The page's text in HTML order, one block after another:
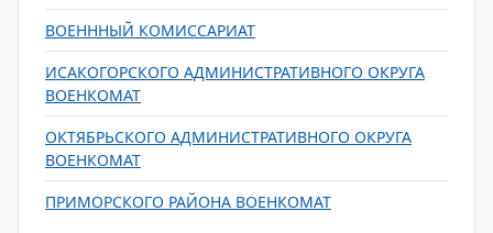
ВОЕНННЫЙ КОМИССАРИАТ
ИСАКОГОРСКОГО АДМИНИСТРАТИВНОГО ОКРУГА
ВОЕНКОМАТ
ОКТЯБРЬСКОГО АДМИНИСТРАТИВНОГО ОКРУГА
ВОЕНКОМАТ
ПРИМОРСКОГО РАЙОНА ВОЕНКОМАТ